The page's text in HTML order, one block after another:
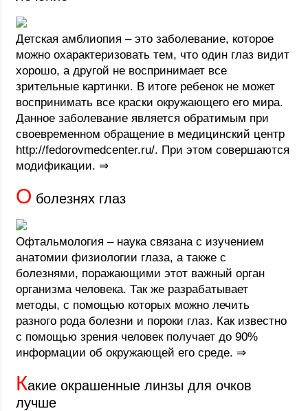
Детская амблиопия – это заболевание, которое
можно охарактеризовать тем, что один глаз видит
хорошо, а другой не воспринимает все
зрительные картинки. В итоге ребенок не может
воспринимать все краски окружающего его мира.
Данное заболевание является обратимым при
своевременном обращение в медицинский центр
http://fedorovmedcenter.ru/. При этом совершаются
модификации. ⇒
О болезнях глаз
Офтальмология – наука связана с изучением
анатомии физиологии глаза, а также с
болезнями, поражающими этот важный орган
организма человека. Так же разрабатывает
методы, с помощью которых можно лечить
разного рода болезни и пороки глаз. Как известно
с помощью зрения человек получает до 90%
информации об окружающей его среде. ⇒
Какие окрашенные линзы для очков
лучше